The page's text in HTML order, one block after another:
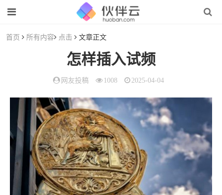
首页 所有内容 点击 文章正文
怎样插入试频
网友投稿 1008 2025-04-04